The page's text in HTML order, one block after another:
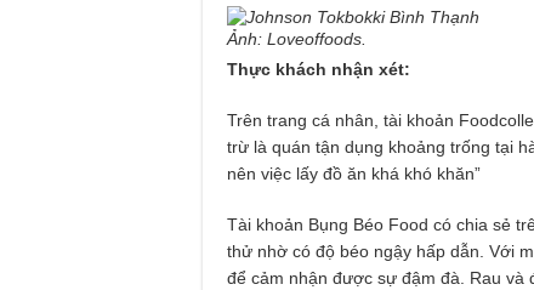
Ảnh: Loveoffoods.
Thực khách nhận xét:
Trên trang cá nhân, tài khoản
trừ là quán tận dụng khoảng trống tại
nên việc lấy đồ ăn khá khó khăn”
Tài khoản Bụng Béo Food có chia sẻ
thử nhờ có độ béo ngậy hấp dẫn. Với
để cảm nhận được sự đậm đà. Rau